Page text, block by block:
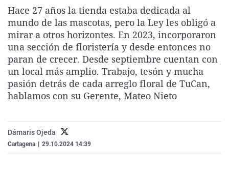
La rosa de los vientos
Gente viajera
Como el perro y el
Caso
Retornados
Equipo de
Operación Viuda
Extremadura
Galicia
La Rioja
Navarra
País Vasco
Virales
Televisión
Elecciones
Hace 27 años la tienda estaba dedicada al
mundo de las mascotas, pero la Ley les obligó a
mirar a otros horizontes. En 2023, incorporaron
una sección de floristería y desde entonces no
paran de crecer. Desde septiembre cuentan con
un local más amplio. Trabajo, tesón y mucha
pasión detrás de cada arreglo floral de TuCan,
hablamos con su Gerente, Mateo Nieto
Dámaris Ojeda
Cartagena 29.10.2024 14:39